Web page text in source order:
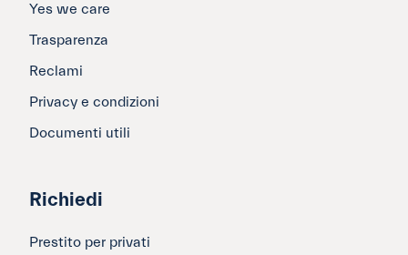
Yes we care
Trasparenza
Reclami
Privacy e condizioni
Documenti utili
Richiedi
Prestito per privati